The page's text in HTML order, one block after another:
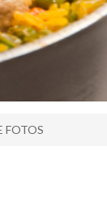
FOTOS